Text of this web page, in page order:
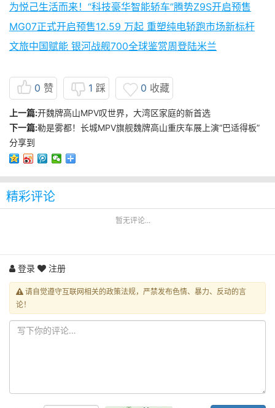
为悦己生活而来！“科技豪华智能轿车”腾势Z9S开启预售
MG07正式开启预售12.59 万起 重塑纯电轿跑市场新标杆
文旅中国赋能 银河战舰700全球鉴赏周登陆米兰
0 赞 1 踩 0 收藏
上一篇:开魏牌高山MPV叹世界，大湾区家庭的新首选
下一篇:勒是雾都！长城MPV旗舰魏牌高山重庆车展上演“巴适得板”
分享到
精彩评论
暂无评论...
登录 注册
请自觉遵守互联网相关的政策法规，严禁发布色情、暴力、反动的言
论！